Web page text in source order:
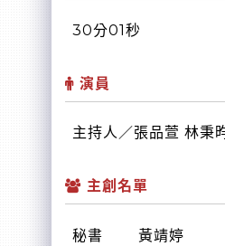
30分01秒
演員
主持人／張品萱 林
主創名單
秘書 黃靖婷